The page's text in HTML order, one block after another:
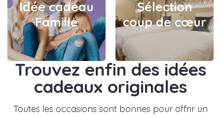
Trouvez enfin des idées
cadeaux originales
Toutes les occasions sont bonnes pour offrir un
Idée cadeau
Famille
Sélection
coup de cœur